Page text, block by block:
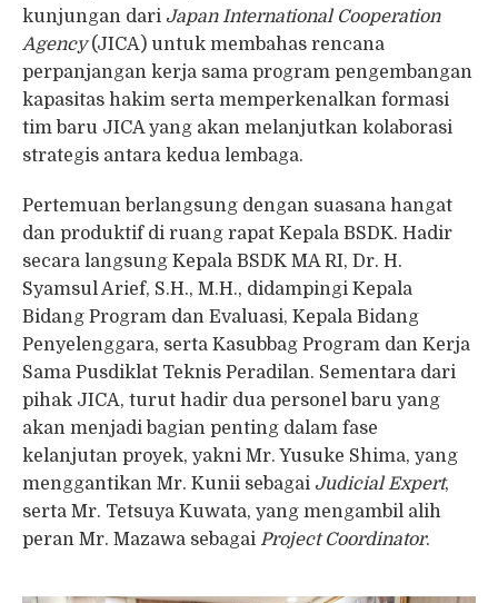
kunjungan dari Japan International Cooperation
Agency(JICA) untuk membahas rencana
perpanjangan kerja sama program pengembangan
kapasitas hakim serta memperkenalkan formasi
tim baru JICA yang akan melanjutkan kolaborasi
strategis antara kedua lembaga.
Pertemuan berlangsung dengan suasana hangat
dan produktif di ruang rapat Kepala BSDK. Hadir
secara langsung Kepala BSDK MA RI, Dr. H.
Syamsul Arief, S.H., M.H., didampingi Kepala
Bidang Program dan Evaluasi, Kepala Bidang
Penyelenggara, serta Kasubbag Program dan Kerja
Sama Pusdiklat Teknis Peradilan. Sementara dari
pihak JICA, turut hadir dua personel baru yang
akan menjadi bagian penting dalam fase
kelanjutan proyek, yakni Mr. Yusuke Shima, yang
menggantikan Mr. Kunii sebagai Judicial Expert,
serta Mr. Tetsuya Kuwata, yang mengambil alih
peran Mr. Mazawa sebagai Project Coordinator.